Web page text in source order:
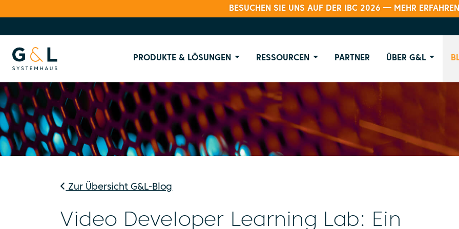
BESUCHEN SIE UNS AUF DER IBC 2026 — MEHR ERFAHREN
PRODUKTE & LÖSUNGEN RESSOURCEN PARTNER ÜBER G&L
Zur Übersicht G&L-Blog
Video Developer Learning Lab: Ein